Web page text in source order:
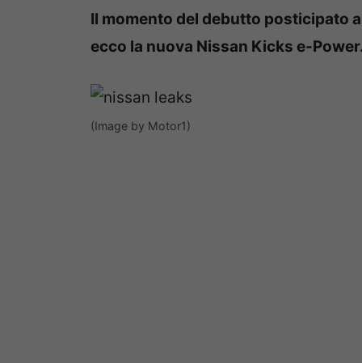
Il momento del debutto posticipato
ecco la nuova Nissan Kicks e-
(Image by Motor1)